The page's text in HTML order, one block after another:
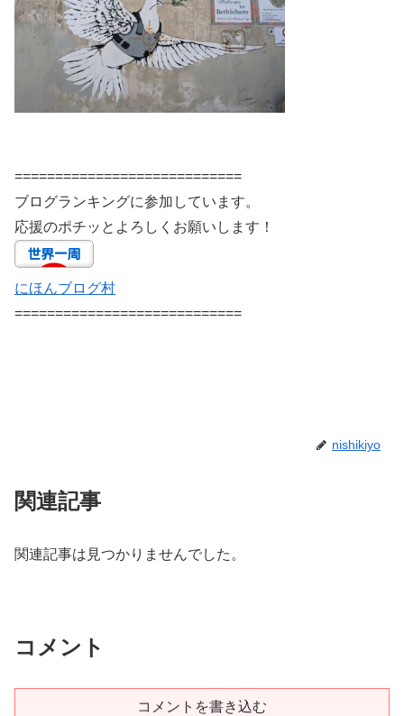
============================
ブログランキングに参加しています。
応援のポチッとよろしくお願いします！
にほんブログ村
============================
nishikiyo
関連記事
関連記事は見つかりませんでした。
コメント
コメントを書き込む